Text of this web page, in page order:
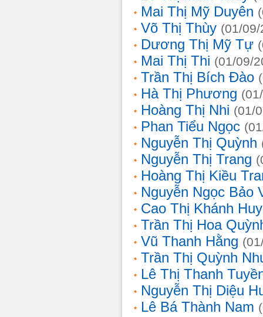
Mai Thị Mỹ Duyên
Võ Thị Thùy (01/
Dương Thị Mỹ Tự
Mai Thị Thi (01/09/
Trần Thị Bích Đào
Hà Thị Phương
Hoàng Thị Nhi (01/
Phan Tiểu Ngọc
Nguyễn Thị Quỳnh
Nguyễn Thị Trang
Hoàng Thị Kiều
Nguyễn Ngọc Bảo
Cao Thị Khánh
Trần Thị Hoa
Vũ Thanh Hằng
Trần Thị Quỳnh
Lê Thị Thanh
Nguyễn Thị Diệu
Lê Bá Thành Nam